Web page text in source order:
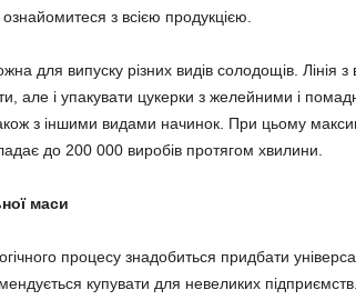
ознайомитеся з всією продукцією.
для випуску різних видів солодощів. Лінія
але і упакувати цукерки з желейними і
з іншими видами начинок. При цьому
до 200 000 виробів протягом хвилини.
маси
процесу знадобиться придбати
купувати для невеликих